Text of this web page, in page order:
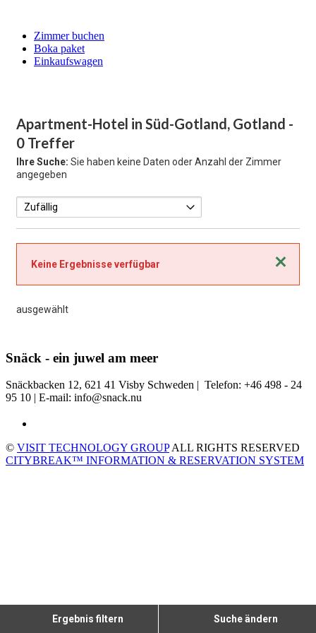
Zimmer buchen
Boka paket
Einkaufswagen
Apartment-Hotel in Süd-Gotland, Gotland -
0 Treffer
Ihre Suche: Sie haben keine Daten oder Anzahl der Zimmer
angegeben
Schließen
Keine Ergebnisse verfügbar
ausgewählt
Ergebnis filtern Suche ändern
Snäck - ein juwel am meer
Snäckbacken 12, 621 41 Visby Schweden | Telefon: +46 498 - 24
95 10 | E-mail: info@snack.nu
© VISIT TECHNOLOGY GROUPALL RIGHTS RESERVED
CITYBREAK™ INFORMATION & RESERVATION SYSTEM